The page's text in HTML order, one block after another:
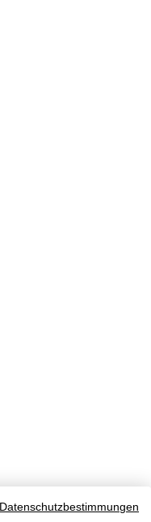
Datenschutzbestimmungen